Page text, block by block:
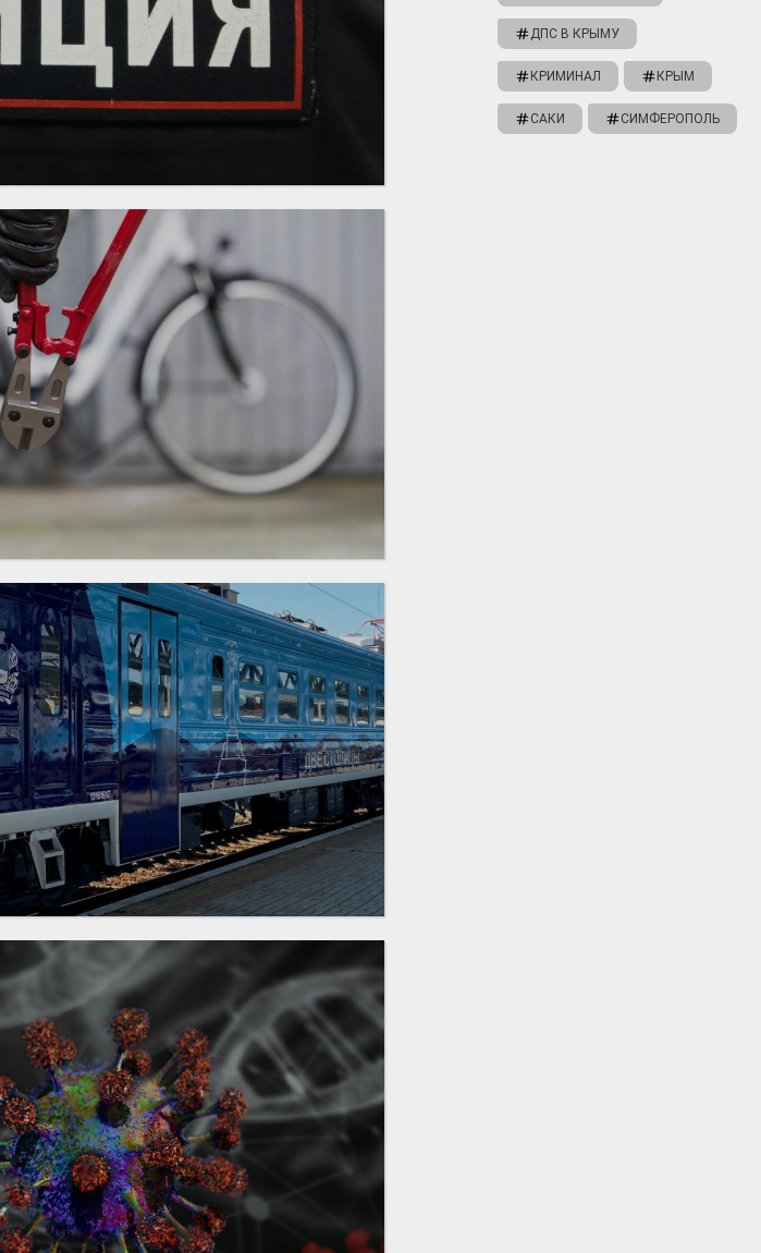
ДПС В КРЫМУ
КРИМИНАЛ КРЫМ
САКИ СИМФЕРОПОЛЬ